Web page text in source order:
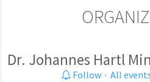
Dr. Johannes Hartl
Follow · All